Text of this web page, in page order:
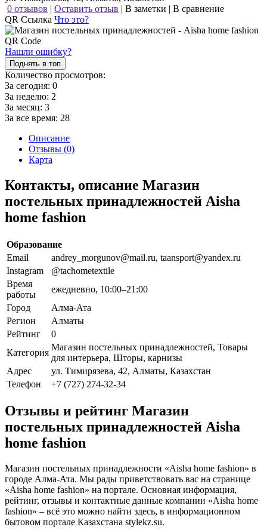
0 отзывов | Оставить отзыв | В заметки | В сравнение
QR Ссылка Что это?
Нашли ошибку?
Поднять в топ
Количество просмотров:
За сегодня: 0
За неделю: 2
За месяц: 3
За все время: 28
Описание
Отзывы (0)
Карта
Контакты, описание Магазин
постельных принадлежностей Aisha
home fashion
Образование
Email
andrey_morgunov@mail.ru, taansport@yandex.ru
Instagram
@tachometextile
Время
работы
ежедневно, 10:00–21:00
Город
Алма-Ата
Регион
Алматы
Рейтинг
0
Категория
Магазин постельных принадлежностей, Товары
для интерьера, Шторы, карнизы
Адрес
ул. Тимирязева, 42, Алматы, Казахстан
Телефон
+7 (727) 274-32-34
Отзывы и рейтинг Магазин
постельных принадлежностей Aisha
home fashion
Магазин постельных принадлежности «Aisha home fashion» в
городе Алма-Ата. Мы рады приветствовать вас на странице
«Aisha home fashion» на портале. Основная информация,
рейтинг, отзывы и контактные данные компании «Aisha home
fashion» – всё это можно найти здесь, в информационном
бытовом портале Казахстана stylekz.su.